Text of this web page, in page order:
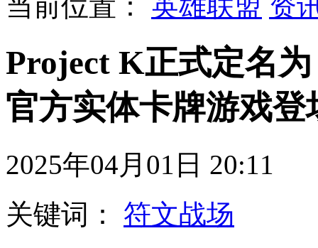
Project K正式定名
官方实体卡牌游戏登
2025年04月01日
关键词：
符文战场